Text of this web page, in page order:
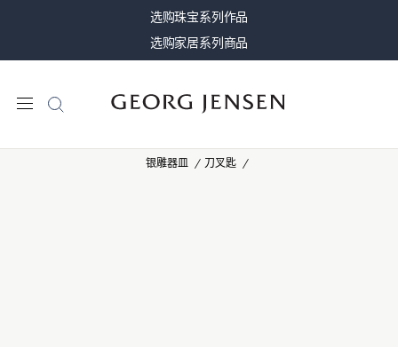
选购珠宝系列作品
选购家居系列商品
银雕器皿 刀叉匙